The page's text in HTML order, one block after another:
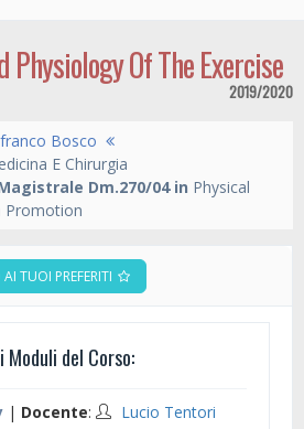
Physiology Of The Exercise
2019/2020
Bosco
E Chirurgia
Dm.270/04 in Physical
Promotion
TUOI PREFERITI
Moduli del Corso:
| Docente:
Lucio Tentori